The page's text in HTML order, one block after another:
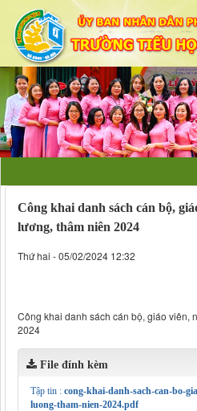
Công khai danh sách cán bộ,
lương, thâm niên 2024
Thứ hai - 05/02/2024 12:32
Công khai danh sách cán bộ, giáo viên,
2024
File đính kèm
Tập tin : cong-khai-danh-sach-can-bo-
luong-tham-nien-2024.pdf